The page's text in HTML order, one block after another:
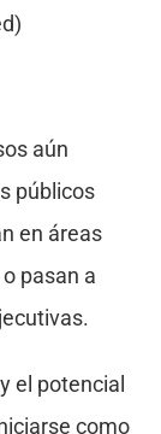
aún
públicos
en áreas
pasan a
el potencial
como